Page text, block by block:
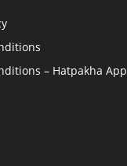
– Hatpakha App